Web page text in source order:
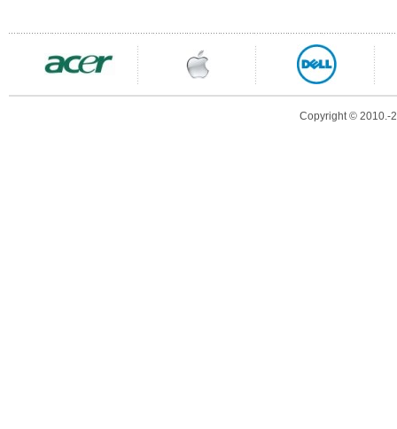
Copyright © 2010.-